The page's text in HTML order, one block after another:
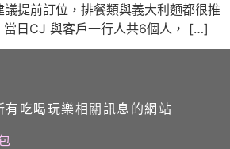
議提前訂位，排餐類與義大利麵都很推
當日CJ 與客戶一行人共6個人， […]
吃喝玩樂相關訊息的網站